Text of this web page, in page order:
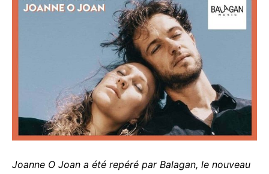
Joanne O Joan a été repéré par Balagan, le nouveau